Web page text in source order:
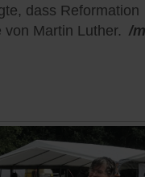
dass Reformation
Martin Luther. /